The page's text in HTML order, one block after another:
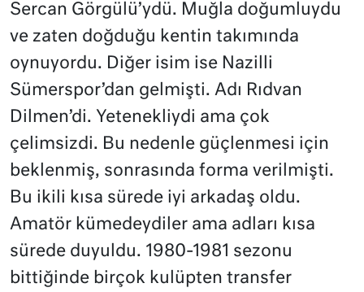
Sercan Görgülü’ydü. Muğla doğumluydu
ve zaten doğduğu kentin takımında
oynuyordu. Diğer isim ise Nazilli
Sümerspor’dan gelmişti. Adı Rıdvan
Dilmen’di. Yetenekliydi ama çok
çelimsizdi. Bu nedenle güçlenmesi için
beklenmiş, sonrasında forma verilmişti.
Bu ikili kısa sürede iyi arkadaş oldu.
Amatör kümedeydiler ama adları kısa
sürede duyuldu. 1980-1981 sezonu
bittiğinde birçok kulüpten transfer